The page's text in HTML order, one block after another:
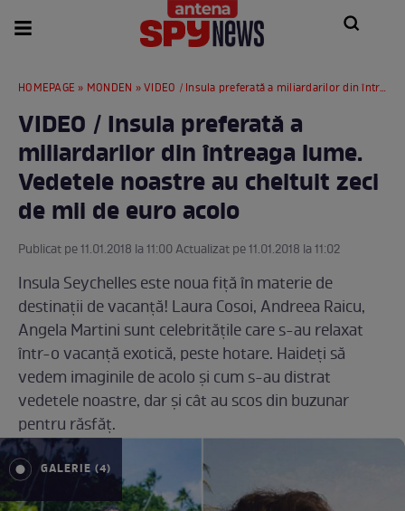
HOMEPAGE » MONDEN » VIDEO / Insula preferată a miliardarilor din întreaga lume. Vedetele noastre au cheltuit zeci de mii de euro acolo
VIDEO / Insula preferată a
miliardarilor din întreaga lume.
Vedetele noastre au cheltuit zeci
de mii de euro acolo
Publicat pe 11.01.2018 la 11:00 Actualizat pe 11.01.2018 la 11:02
Insula Seychelles este noua fiţă în materie de
destinaţii de vacanţă! Laura Cosoi, Andreea Raicu,
Angela Martini sunt celebrităţile care s-au relaxat
într-o vacanţă exotică, peste hotare. Haideţi să
vedem imaginile de acolo şi cum s-au distrat
vedetele noastre, dar şi cât au scos din buzunar
pentru răsfăţ.
GALERIE (4)